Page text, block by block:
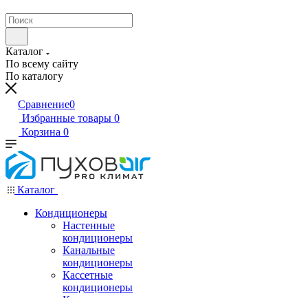
Каталог
По всему сайту
По каталогу
Сравнение0
Избранные товары 0
Корзина 0
Каталог
Кондиционеры
Настенные
кондиционеры
Канальные
кондиционеры
Кассетные
кондиционеры